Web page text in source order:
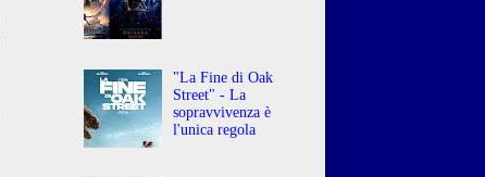
"La Fine di Oak
Street" - La
sopravvivenza è
l'unica regola